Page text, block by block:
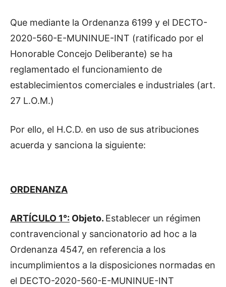
Que mediante la Ordenanza 6199 y el DECTO-
2020-560-E-MUNINUE-INT (ratificado por el
Honorable Concejo Deliberante) se ha
reglamentado el funcionamiento de
establecimientos comerciales e industriales (art.
27 L.O.M.)
Por ello, el H.C.D. en uso de sus atribuciones
acuerda y sanciona la siguiente:
ORDENANZA
ARTÍCULO 1°: Objeto. Establecer un régimen
contravencional y sancionatorio ad hoc a la
Ordenanza 4547, en referencia a los
incumplimientos a la disposiciones normadas en
el DECTO-2020-560-E-MUNINUE-INT